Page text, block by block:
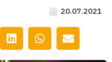
20.07.2021